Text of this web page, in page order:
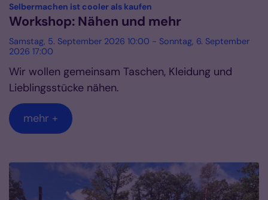
Selbermachen ist cooler als kaufen
Workshop: Nähen und mehr
Samstag, 5. September 2026 10:00 - Sonntag, 6. September
2026 17:00
Wir wollen gemeinsam Taschen, Kleidung und
Lieblingsstücke nähen.
mehr +